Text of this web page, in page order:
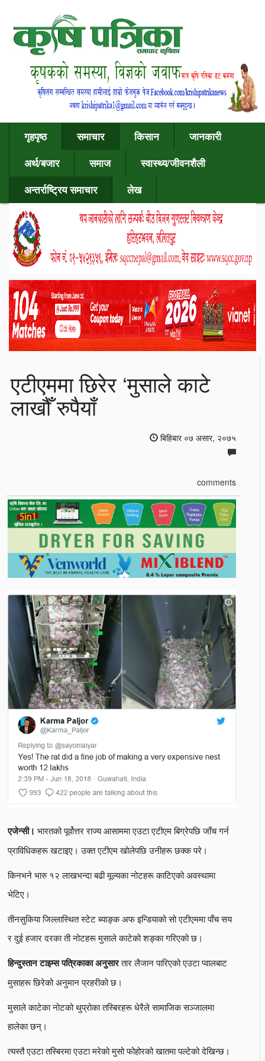
गृहपृष्ठ समाचार किसान
जानकारी
अर्थ/बजार
समाज
स्वास्थ्य/जीवनशैली
अन्तर्राष्ट्रिय समाचार
लेख
एटीएममा छिरेर ‘मुसाले काटे
लाखौँ रुपैयाँ
बिहिबार ०७ असार, २०७५
comments
एजेन्सी। भारतको पूर्वोत्तर राज्य आसाममा एउटा एटीएम बिग्रेपछि जाँच गर्न
प्राविधिकहरू खटाइए। उक्त एटीएम खोलेपछि उनीहरू छक्क परे।
किनभने भारु १२ लाखभन्दा बढी मूल्यका नोटहरू काटिएको अवस्थामा
भेटिए।
तीनसुकिया जिल्लास्थित स्टेट ब्याङ्क अफ इन्डियाको सो एटीएममा पाँच सय
र दुई हजार दरका ती नोटहरू मुसाले काटेको शङ्का गरिएको छ।
हिन्दुस्तान टाइम्स पत्रिकाका अनुसारतार लैजान पारिएको एउटा प्वालबाट
मुसाहरू छिरेको अनुमान प्रहरीको छ।
मुसाले काटेका नोटको थुप्रोका तस्बिरहरू धेरैले सामाजिक सञ्जालमा
हालेका छन्।
त्यस्तै एउटा तस्बिरमा एउटा मरेको मुसो फोहोरको खातमा पल्टेको देखिन्छ।